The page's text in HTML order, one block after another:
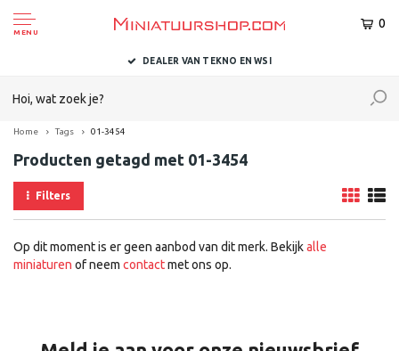
MENU
0
DEALER VAN TEKNO EN WSI
Home Tags 01-3454
Producten getagd met 01-3454
Filters
Op dit moment is er geen aanbod van dit merk. Bekijkalle
miniaturen of neem contactmet ons op.